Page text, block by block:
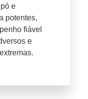
e
potentes,
fiável
e